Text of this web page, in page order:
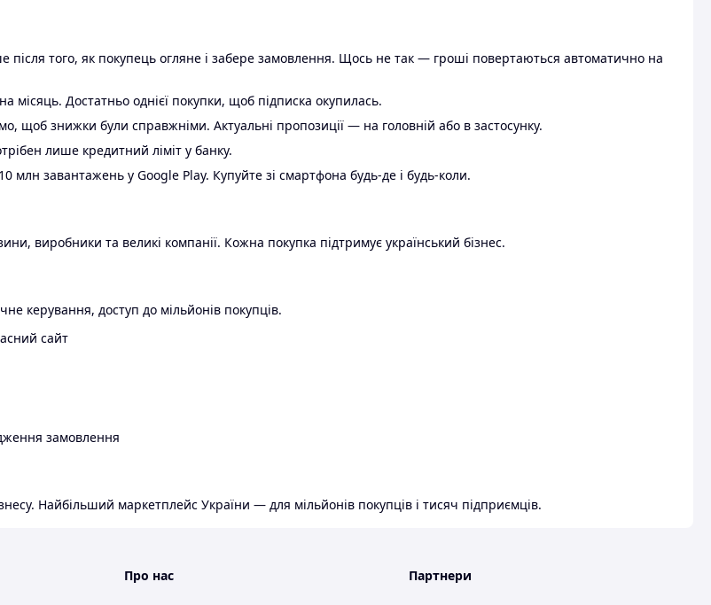
того, як покупець огляне і забере замовлення. Щось не так — гроші повертаються автоматично на
місяць. Достатньо однієї покупки, щоб підписка окупилась.
щоб знижки були справжніми. Актуальні пропозиції — на головній або в застосунку.
лише кредитний ліміт у банку.
млн завантажень у Google Play. Купуйте зі смартфона будь-де і будь-коли.
виробники та великі компанії. Кожна покупка підтримує український бізнес.
керування, доступ до мільйонів покупців.
сайт
замовлення
Найбільший маркетплейс України — для мільйонів покупців і тисяч підприємців.
Про нас Партнери